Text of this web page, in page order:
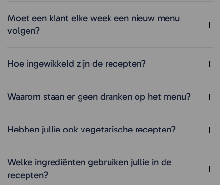
Moet een klant elke week een nieuw menu
volgen?
Hoe ingewikkeld zijn de recepten?
Waarom staan er geen dranken op het menu?
Hebben jullie ook vegetarische recepten?
Welke ingrediënten gebruiken jullie in de
recepten?